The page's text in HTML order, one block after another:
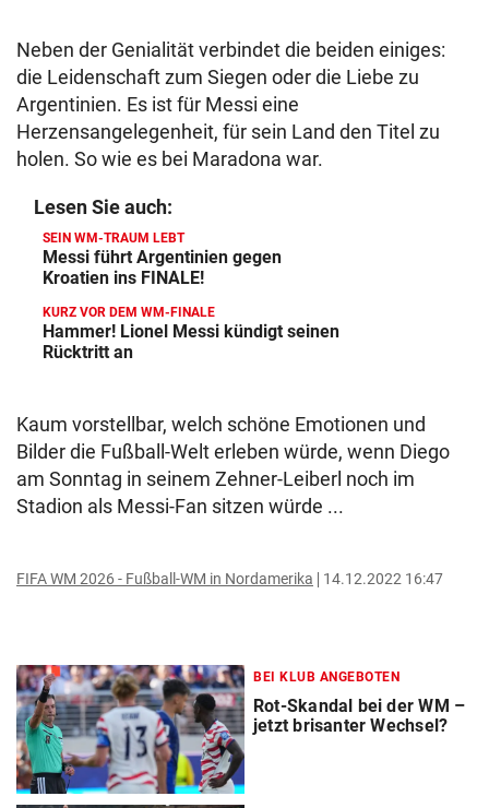
Neben der Genialität verbindet die beiden einiges:
die Leidenschaft zum Siegen oder die Liebe zu
Argentinien. Es ist für Messi eine
Herzensangelegenheit, für sein Land den Titel zu
holen. So wie es bei Maradona war.
Lesen Sie auch:
SEIN WM-TRAUM LEBT
Messi führt Argentinien gegen
Kroatien ins FINALE!
KURZ VOR DEM WM-FINALE
Hammer! Lionel Messi kündigt seinen
Rücktritt an
Kaum vorstellbar, welch schöne Emotionen und
Bilder die Fußball-Welt erleben würde, wenn Diego
am Sonntag in seinem Zehner-Leiberl noch im
Stadion als Messi-Fan sitzen würde ...
FIFA WM 2026 - Fußball-WM in Nordamerika 14.12.2022 16:47
BEI KLUB ANGEBOTEN
Rot-Skandal bei der WM –
jetzt brisanter Wechsel?